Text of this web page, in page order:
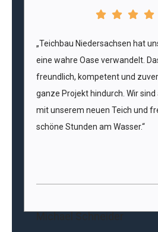
„Teichbau Niedersachsen hat
eine wahre Oase verwandelt.
freundlich, kompetent und
ganze Projekt hindurch. Wir
mit unserem neuen Teich und
schöne Stunden am Wasser.“
Michael Schneider